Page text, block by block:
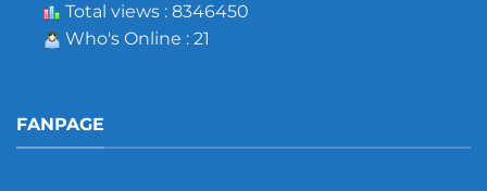
Total views : 8346450
Who's Online : 21
FANPAGE